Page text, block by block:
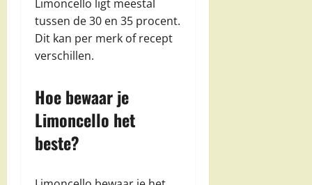
Limoncello ligt meestal
tussen de 30 en 35 procent.
Dit kan per merk of recept
verschillen.
Hoe bewaar je
Limoncello het
beste?